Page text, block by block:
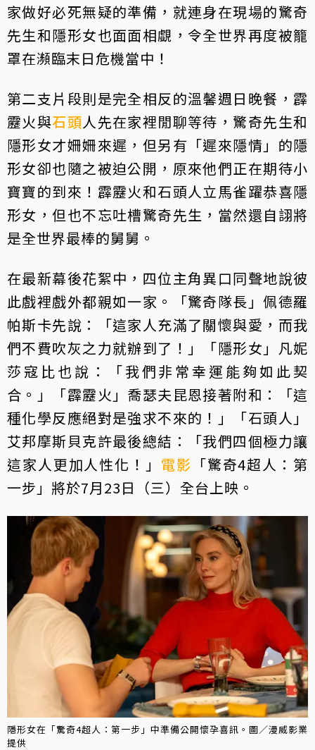
家做好必死無疑的準備，就連身在現場的驚奇
先生和隱形女也面面相覷，令全世界再度被籠
罩在瀕臨末日危機當中！
第二支片段則是完全相反的溫馨週日晚餐，霹
靂火與石頭人先在家裡閒聊等待，驚奇先生和
隱形女才姍姍來遲，但另有「遲來隱情」的隱
形女卻也隨之被迫公開，原來他們正在期待小
寶寶的到來！霹靂火和石頭人立馬雀躍恭喜隱
形女，但也不忘吐槽驚奇先生，當然還自詡將
是全世界最棒的舅舅。
在最新幕後花絮中，四位主角異口同聲地說彼
此戲裡戲外都親如一家。「驚奇隊長」佩德羅
帕斯卡先說：「這家人充滿了關懷與愛，而我
們不費吹灰之力就辦到了！」「隱形女」凡妮
莎寇比也說：「我們非常幸運能夠如此契
合。」「霹靂火」喬瑟夫昆恩接著附和：「這
種化學反應絕對是強求不來的！」「石頭人」
艾邦摩斯貝克許最後總結：「我們四個極力讓
這家人更加人性化！」 電影 「驚奇4超人：第
一步」將於7月23日（三）全台上映。
隱形女在「驚奇4超人：第一步」中準備公開懷孕喜訊。圖／漫威影業
提供